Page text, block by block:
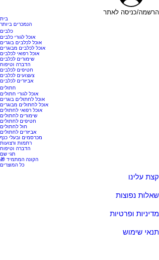
הרשמה/כניסה לאתר
בית
הנמכרים ביותר
כלבים
אוכל לגורי כלבים
אוכל לכלבים בוגרים
אוכל לכלבים מבוגרים
אוכל רפואי לכלבים
שימורים לכלבים
הדברה וטיפוח
חטיפים לכלבים
צעצועים לכלבים
אביזרים לכלבים
חתולים
אוכל לגורי חתולים
אוכל לחתולים בוגרים
אוכל לחתולים מבוגרים
אוכל רפואי לחתולים
שימורים לחתולים
חטיפים לחתולים
חול לחתולים
אביזרים לחתולים
מכרסמים ובעלי כנף
רתמות ורצועות
הדברה וטיפוח
תגי שם
🎁 הקונה המתמיד
כל המוצרים
קצת עלינו
שאלות נפוצות
מדיניות ופרטיות
תנאי שימוש